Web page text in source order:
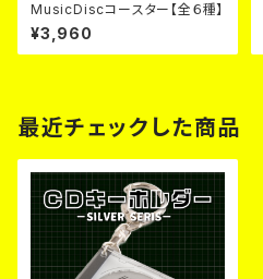
MusicDiscコースター【全６種】
¥3,960
最近チェックした商品